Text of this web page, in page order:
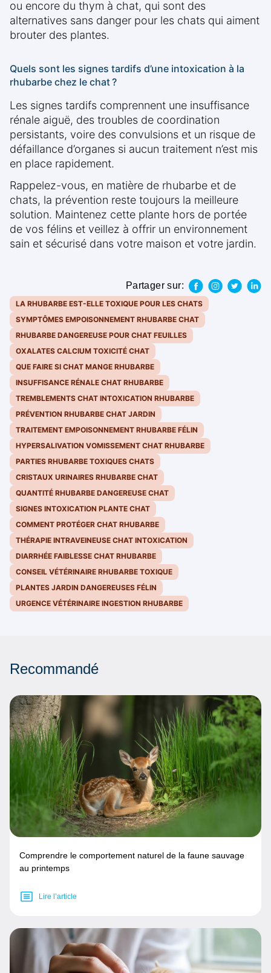
ou encore du thym à chat, qui sont des
alternatives sans danger pour les chats qui aiment
brouter des plantes.
Quels sont les signes tardifs d’une intoxication à la
rhubarbe chez le chat ?
Les signes tardifs comprennent une insuffisance
rénale aiguë, des troubles de coordination
persistants, voire des convulsions et un risque de
défaillance d’organes si aucun traitement n’est mis
en place rapidement.
Rappelez-vous, en matière de rhubarbe et de
chats, la prévention reste toujours la meilleure
solution. Maintenez cette plante hors de portée
de vos félins et veillez à offrir un environnement
sain et sécurisé dans votre maison et votre jardin.
Partager sur:
LA RHUBARBE EST-ELLE TOXIQUE POUR LES CHATS
SYMPTÔMES EMPOISONNEMENT RHUBARBE CHAT
RHUBARBE DANGEREUSE POUR CHAT FEUILLES
OXALATES CALCIUM TOXICITÉ CHAT
QUE FAIRE SI CHAT MANGE RHUBARBE
INSUFFISANCE RÉNALE CHAT RHUBARBE
TREMBLEMENTS CHAT INTOXICATION RHUBARBE
PRÉVENTION RHUBARBE CHAT JARDIN
TRAITEMENT EMPOISONNEMENT RHUBARBE FÉLIN
HYPERSALIVATION VOMISSEMENT CHAT RHUBARBE
PARTIES RHUBARBE TOXIQUES CHATS
CRISTAUX URINAIRES RHUBARBE CHAT
QUANTITÉ RHUBARBE DANGEREUSE CHAT
SIGNES INTOXICATION PLANTE CHAT
COMMENT PROTÉGER CHAT RHUBARBE
THÉRAPIE INTRAVEINEUSE CHAT INTOXICATION
DIARRHÉE FAIBLESSE CHAT RHUBARBE
CONSEIL VÉTÉRINAIRE RHUBARBE TOXIQUE
PLANTES JARDIN DANGEREUSES FÉLIN
URGENCE VÉTÉRINAIRE INGESTION RHUBARBE
Recommandé
Comprendre le comportement naturel de la faune sauvage
au printemps
Lire l’article